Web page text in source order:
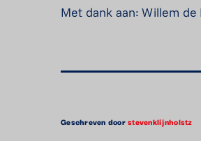
Met dank aan: Willem de
Geschreven doorstevenklijnholstz